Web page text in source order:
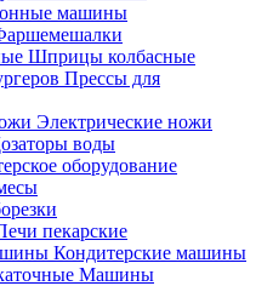
машины
Шприцы колбасные
Прессы для
Электрические ножи
воды
оборудование
пекарские
Кондитерские машины
Машины